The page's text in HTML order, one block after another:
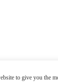
to give you the